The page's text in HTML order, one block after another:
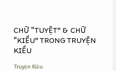
CHỮ “TUYỆT” & CHỮ
“KIỀU” TRONG TRUYỆN
KIỀU
Truyện Kiều